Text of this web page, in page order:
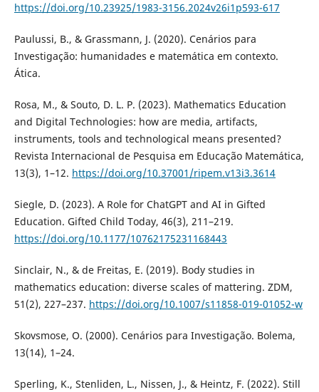
https://doi.org/10.23925/1983-3156.2024v26i1p593-617
Paulussi, B., & Grassmann, J. (2020). Cenários para
Investigação: humanidades e matemática em contexto.
Ática.
Rosa, M., & Souto, D. L. P. (2023). Mathematics Education
and Digital Technologies: how are media, artifacts,
instruments, tools and technological means presented?
Revista Internacional de Pesquisa em Educação Matemática,
13(3), 1–12. https://doi.org/10.37001/ripem.v13i3.3614
Siegle, D. (2023). A Role for ChatGPT and AI in Gifted
Education. Gifted Child Today, 46(3), 211–219.
https://doi.org/10.1177/10762175231168443
Sinclair, N., & de Freitas, E. (2019). Body studies in
mathematics education: diverse scales of mattering. ZDM,
51(2), 227–237. https://doi.org/10.1007/s11858-019-01052-w
Skovsmose, O. (2000). Cenários para Investigação. Bolema,
13(14), 1–24.
Sperling, K., Stenliden, L., Nissen, J., & Heintz, F. (2022). Still